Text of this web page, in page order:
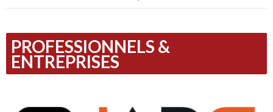
PROFESSIONNELS &
ENTREPRISES